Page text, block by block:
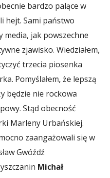
bardzo palące w
hejt. Sami państwo
media, jak powszechne
zjawisko. Wiedziałem,
trzecia piosenka
Pomyślałem, że lepszą
będzie nie rockowa
Stąd obecność
Marleny Urbańskiej.
zaangażowali się w
Gwóźdź
Michał